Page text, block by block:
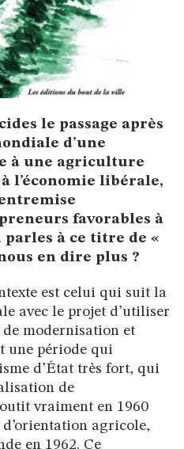
le passage après
d’une
à une agriculture
l’économie libérale,
favorables à
à ce titre de «
en dire plus ?
est celui qui suit la
avec le projet d’utiliser
de modernisation et
une période qui
d’État très fort, qui
de
vraiment en 1960
agricole,
en 1962. Ce